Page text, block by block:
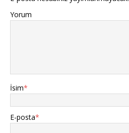
Yorum
İsim*
E-posta*